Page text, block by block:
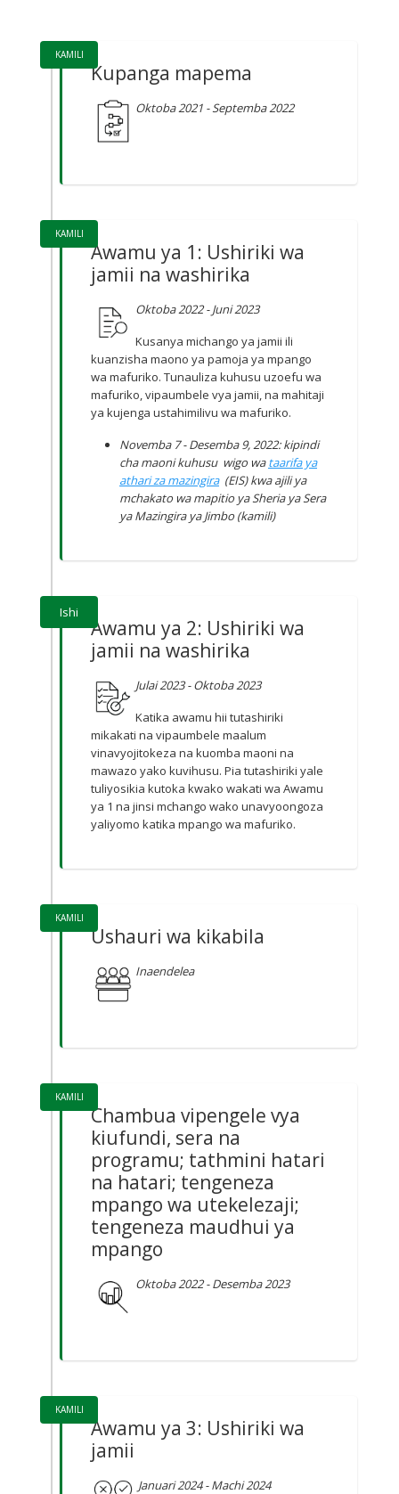
Ratiba ya Mradi
KAMILI
Kupanga mapema
Oktoba 2021 - Septemba 2022
KAMILI
Awamu ya 1: Ushiriki wa
jamii na washirika
Oktoba 2022 - Juni 2023
Kusanya michango ya jamii ili
kuanzisha maono ya pamoja ya mpango
wa mafuriko. Tunauliza kuhusu uzoefu wa
mafuriko, vipaumbele vya jamii, na mahitaji
ya kujenga ustahimilivu wa mafuriko.
Novemba 7 - Desemba 9, 2022: kipindi
cha maoni kuhusu wigo wataarifa ya
athari za mazingira(EIS) kwa ajili ya
mchakato wa mapitio ya Sheria ya Sera
ya Mazingira ya Jimbo (kamili)
Ishi
Awamu ya 2: Ushiriki wa
jamii na washirika
Julai 2023 - Oktoba 2023
Katika awamu hii tutashiriki
mikakati na vipaumbele maalum
vinavyojitokeza na kuomba maoni na
mawazo yako kuvihusu. Pia tutashiriki yale
tuliyosikia kutoka kwako wakati wa Awamu
ya 1 na jinsi mchango wako unavyoongoza
yaliyomo katika mpango wa mafuriko.
KAMILI
Ushauri wa kikabila
Inaendelea
KAMILI
Chambua vipengele vya
kiufundi, sera na
programu; tathmini hatari
na hatari; tengeneza
mpango wa utekelezaji;
tengeneza maudhui ya
mpango
Oktoba 2022 - Desemba 2023
KAMILI
Awamu ya 3: Ushiriki wa
jamii
Januari 2024 - Machi 2024